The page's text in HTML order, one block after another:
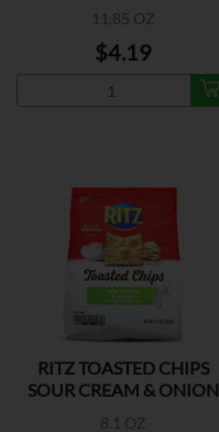
11.85 OZ
$4.19
RITZ TOASTED CHIPS
SOUR CREAM & ONION
8.1 OZ